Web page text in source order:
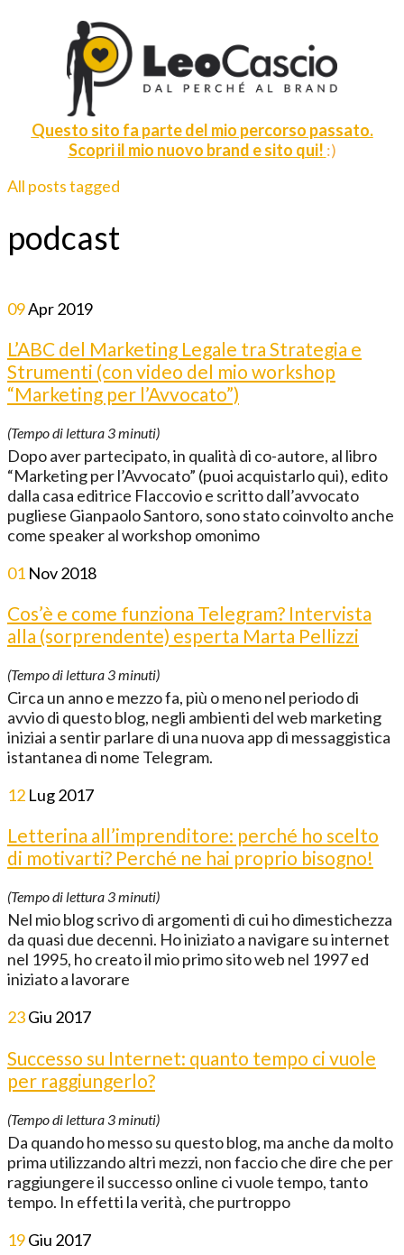
Questo sito fa parte del mio percorso passato.
Scopri il mio nuovo brand e sito qui! :)
All posts tagged
podcast
09Apr2019
L’ABC del Marketing Legale tra Strategia e
Strumenti (con video del mio workshop
“Marketing per l’Avvocato”)
(Tempo di lettura 3minuti)
Dopo aver partecipato, in qualità di co-autore, al libro
“Marketing per l’Avvocato” (puoi acquistarlo qui), edito
dalla casa editrice Flaccovio e scritto dall’avvocato
pugliese Gianpaolo Santoro, sono stato coinvolto anche
come speaker al workshop omonimo
01 Nov2018
Cos’è e come funziona Telegram? Intervista
alla (sorprendente) esperta Marta Pellizzi
(Tempo di lettura 3minuti)
Circa un anno e mezzo fa, più o meno nel periodo di
avvio di questo blog, negli ambienti del web marketing
iniziai a sentir parlare di una nuova app di messaggistica
istantanea di nome Telegram.
12 Lug2017
Letterina all’imprenditore: perché ho scelto
di motivarti? Perché ne hai proprio bisogno!
(Tempo di lettura 3minuti)
Nel mio blog scrivo di argomenti di cui ho dimestichezza
da quasi due decenni. Ho iniziato a navigare su internet
nel 1995, ho creato il mio primo sito web nel 1997 ed
iniziato a lavorare
23Giu 2017
Successo su Internet: quanto tempo ci vuole
per raggiungerlo?
(Tempo di lettura 3minuti)
Da quando ho messo su questo blog, ma anche da molto
prima utilizzando altri mezzi, non faccio che dire che per
raggiungere il successo online ci vuole tempo, tanto
tempo. In effetti la verità, che purtroppo
19Giu 2017